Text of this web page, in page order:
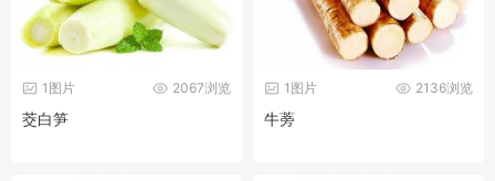
2067浏览
1图片
茭白笋
2136浏览
1图片
牛蒡